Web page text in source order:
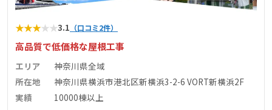
★★★★★3.1 （口コミ2件）
高品質で低価格な屋根工事
エリア
神奈川県全域
所在地
神奈川県横浜市港北区新横浜3-2-6 VORT新横浜2F
実績
10000棟以上